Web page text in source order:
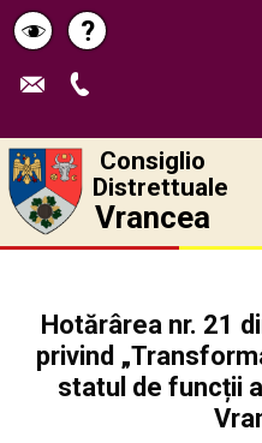
Schimbă
contrastul
Pagina
de
?
Consiglio
Distrettuale
Vrancea
Hotărârea nr. 21
privind
statul de funcții